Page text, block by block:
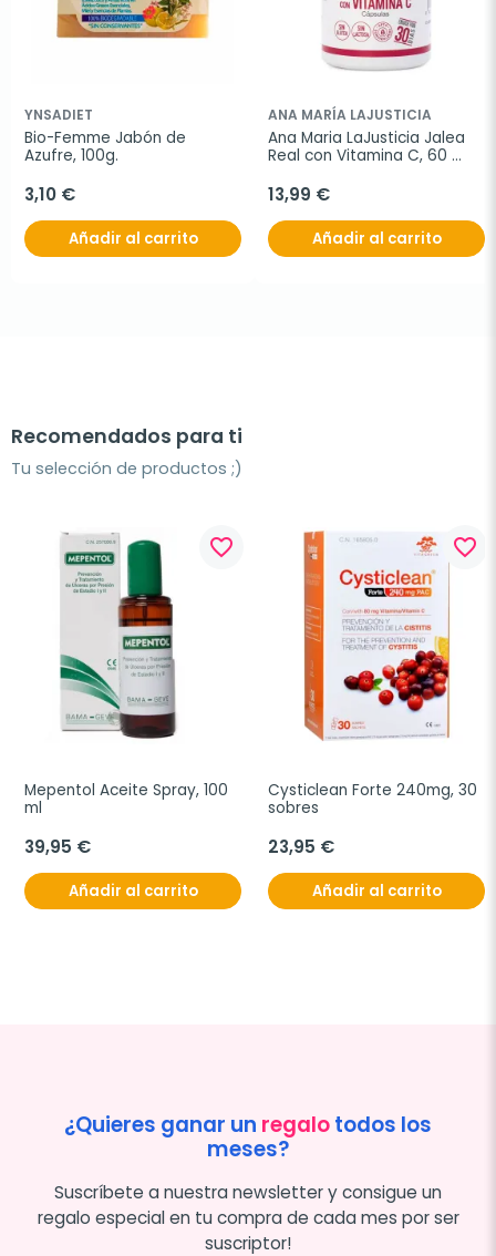
YNSADIET
Bio-Femme Jabón de
Azufre, 100g.
3,10 €
Añadir al carrito
ANA MARÍA LAJUSTICIA
Ana Maria LaJusticia Jalea
Real con Vitamina C, 60
13,99 €
Añadir al carrito
Recomendados para ti
Tu selección de productos ;)
favorite_border
Mepentol Aceite Spray, 100
ml
39,95 €
Añadir al carrito
favorite_border
Cysticlean Forte 240mg, 30
sobres
23,95 €
Añadir al carrito
¿Quieres ganar un regalotodos los
meses?
Suscríbete a nuestra newsletter y consigue un
regalo especial en tu compra de cada mes por ser
suscriptor!